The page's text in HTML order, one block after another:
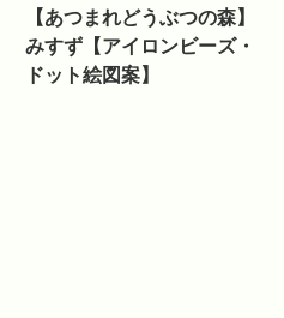
【あつまれどうぶつの森】
みすず【アイロンビーズ・
ドット絵図案】